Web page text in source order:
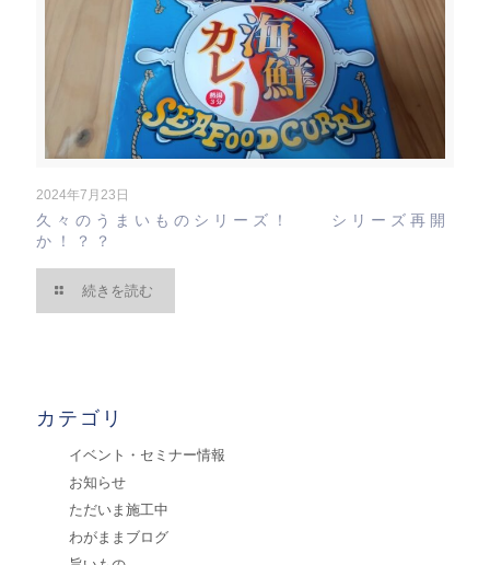
2024年7月23日
久々のうまいものシリーズ！ シリーズ再開
か！？？
続きを読む
カテゴリ
イベント・セミナー情報
お知らせ
ただいま施工中
わがままブログ